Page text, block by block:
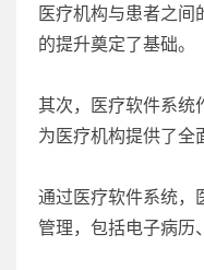
医疗机构与患者之间
的提升奠定了基础。
其次，医疗软件系统
为医疗机构提供了全
通过医疗软件系统，
管理，包括电子病历